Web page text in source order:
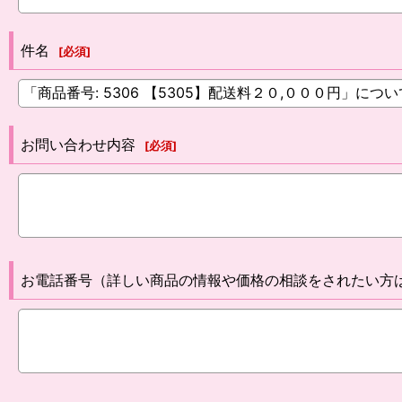
件名 [必須]
お問い合わせ内容 [必須]
お電話番号（詳しい商品の情報や価格の相談をされたい方